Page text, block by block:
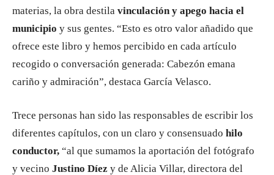
materias, la obra destila vinculación y apego hacia el
municipio y sus gentes. “Esto es otro valor añadido que
ofrece este libro y hemos percibido en cada artículo
recogido o conversación generada: Cabezón emana
cariño y admiración”, destaca García Velasco.
Trece personas han sido las responsables de escribir los
diferentes capítulos, con un claro y consensuado hilo
conductor, “al que sumamos la aportación del fotógrafo
y vecino Justino Díez y de Alicia Villar, directora del